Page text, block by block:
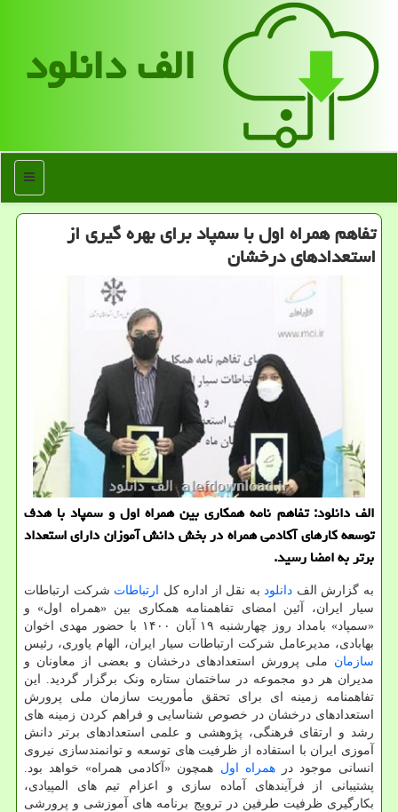
الف دانلود
منو
تفاهم همراه اول با سمپاد برای بهره گیری از
استعدادهای درخشان
الف دانلود: تفاهم نامه همکاری بین همراه اول و سمپاد با هدف
توسعه کارهای آکادمی همراه در بخش دانش آموزان دارای استعداد
برتر به امضا رسید.
به گزارش الف دانلود به نقل از اداره کل ارتباطات شرکت ارتباطات
سیار ایران، آئین امضای تفاهمنامه همکاری بین «همراه اول» و
«سمپاد» بامداد روز چهارشنبه ۱۹ آبان ۱۴۰۰ با حضور مهدی اخوان
بهابادی، مدیرعامل شرکت ارتباطات سیار ایران، الهام یاوری، رئیس
سازمان ملی پرورش استعدادهای درخشان و بعضی از معاونان و
مدیران هر دو مجموعه در ساختمان ستاره ونک برگزار گردید. این
تفاهمنامه زمینه ای برای تحقق مأموریت سازمان ملی پرورش
استعدادهای درخشان در خصوص شناسایی و فراهم کردن زمینه های
رشد و ارتقای فرهنگی، پژوهشی و علمی استعدادهای برتر دانش
آموزی ایران با استفاده از ظرفیت های توسعه و توانمندسازی نیروی
انسانی موجود درهمراه اول همچون «آکادمی همراه» خواهد بود.
پشتیبانی از فرآیندهای آماده سازی و اعزام تیم های المپیادی،
بکارگیری ظرفیت طرفین در ترویج برنامه های آموزشی و پرورشی